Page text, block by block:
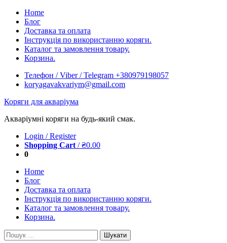
Skip
content
Home
Блог
Доставка та оплата
Інструкція по використанню коряги.
Каталог та замовлення товару.
Корзина.
Телефон / Viber / Telegram +380979198057
koryagavakvariym@gmail.com
Коряги для акваріума
Акваріумні коряги на будь-який смак.
Login / Register
Shopping Cart /₴0.00
0
Home
Блог
Доставка та оплата
Інструкція по використанню коряги.
Каталог та замовлення товару.
Корзина.
Пошук: